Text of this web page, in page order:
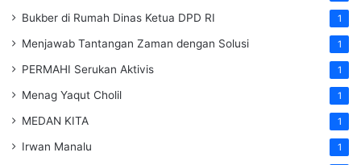
Bukber di Rumah Dinas Ketua DPD RI 1
Menjawab Tantangan Zaman dengan Solusi 1
PERMAHI Serukan Aktivis 1
Menag Yaqut Cholil 1
MEDAN KITA 1
Irwan Manalu 1